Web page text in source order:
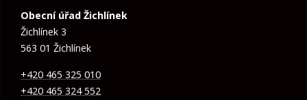
Obecní úřad Žichlínek
Žichlínek 3
563 01 Žichlínek
+420 465 325 010
+420 465 324 552